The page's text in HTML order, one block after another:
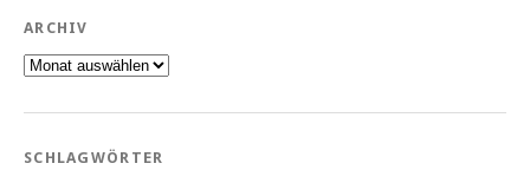
ARCHIV
Archiv
SCHLAGWÖRTER